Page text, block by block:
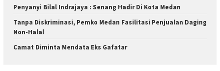
Penyanyi Bilal Indrajaya : Senang Hadir Di Kota Medan
Tanpa Diskriminasi, Pemko Medan Fasilitasi Penjualan Daging
Non-Halal
Camat Diminta Mendata Eks Gafatar